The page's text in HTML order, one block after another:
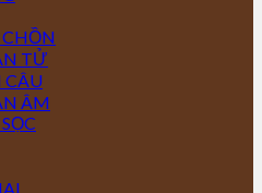
TỬ
CÂU
ÂM